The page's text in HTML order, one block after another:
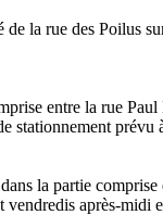
la rue des Poilus
entre la rue
stationnement prévu
la partie
après-midi